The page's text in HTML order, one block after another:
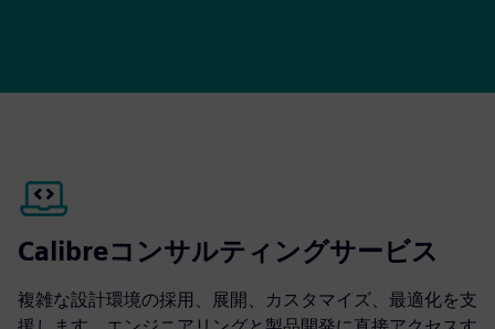
Calibreコンサルティングサービス
複雑な設計環境の採用、展開、カスタマイズ、最適化を支